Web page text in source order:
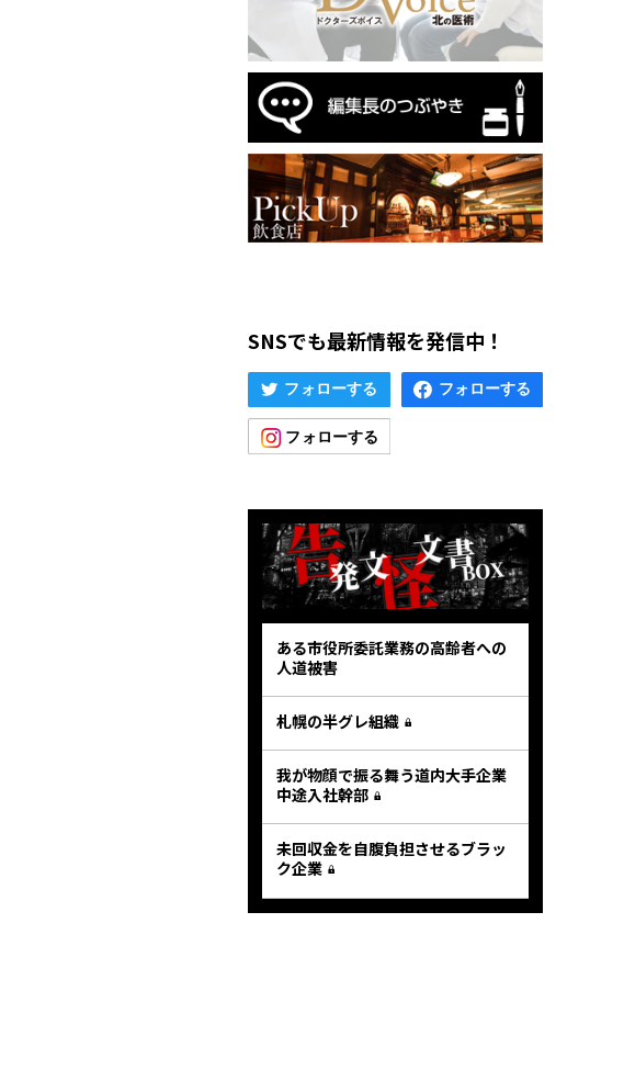
SNSでも最新情報を発信中！
ある市役所委託業務の高齢者への
人道被害
札幌の半グレ組織
我が物顔で振る舞う道内大手企業
中途入社幹部
未回収金を自腹負担させるブラッ
ク企業